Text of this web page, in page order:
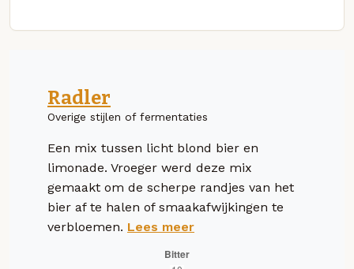
Radler
Overige stijlen of fermentaties
Een mix tussen licht blond bier en
limonade. Vroeger werd deze mix
gemaakt om de scherpe randjes van het
bier af te halen of smaakafwijkingen te
verbloemen. Lees meer